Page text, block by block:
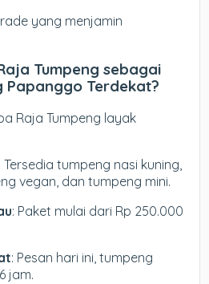
yang menjamin
Tumpeng sebagai
Papanggo Terdekat?
Raja Tumpeng layak
: Tersedia tumpeng nasi kuning,
vegan, dan tumpeng mini.
: Paket mulai dari Rp 250.000
: Pesan hari ini, tumpeng
jam.